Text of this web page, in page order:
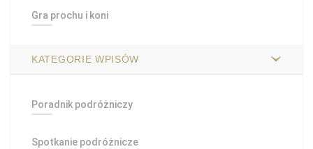
Gra prochu i koni
KATEGORIE WPISÓW
Poradnik podróżniczy
Spotkanie podróżnicze